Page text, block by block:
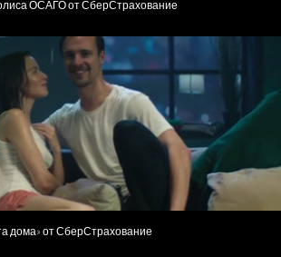
ОСАГО от СберСтрахование
дома» от СберСтрахование